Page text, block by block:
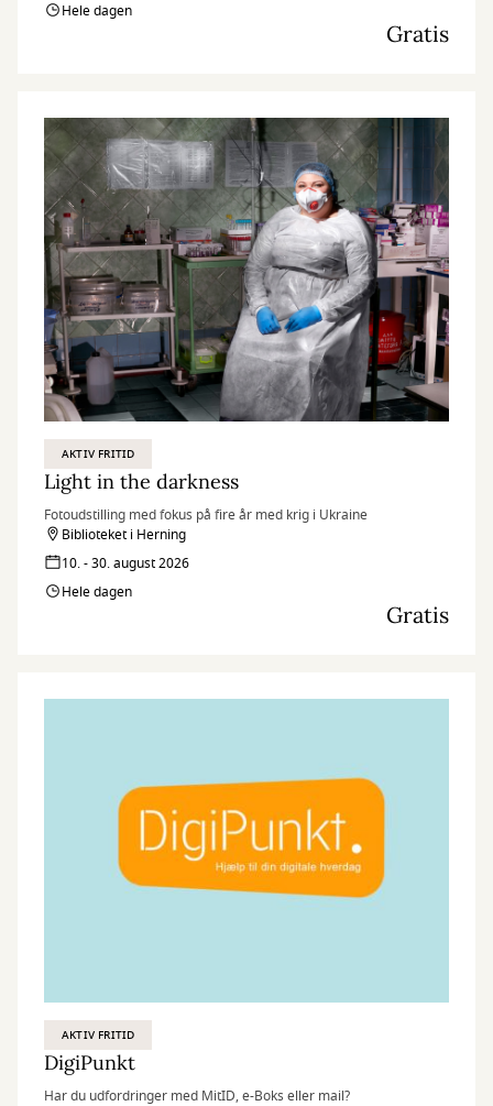
Hele dagen
Gratis
AKTIV FRITID
Light in the darkness
Fotoudstilling med fokus på fire år med krig i Ukraine
Biblioteket i Herning
10. - 30. august 2026
Hele dagen
Gratis
AKTIV FRITID
DigiPunkt
Har du udfordringer med MitID, e-Boks eller mail?